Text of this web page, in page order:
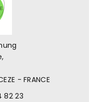
- FRANCE
82 23